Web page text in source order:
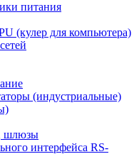
питания
(кулер для компьютера)
(индустриальные)
шлюзы
интерфейса RS-